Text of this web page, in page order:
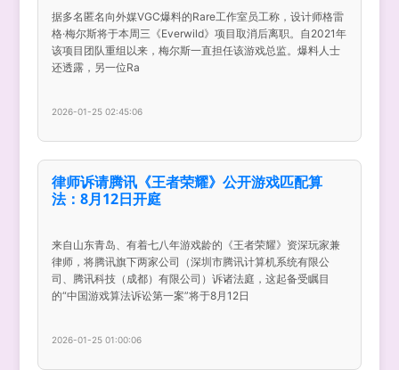
据多名匿名向外媒VGC爆料的Rare工作室员工称，设计师格雷
格·梅尔斯将于本周三《Everwild》项目取消后离职。自2021年
该项目团队重组以来，梅尔斯一直担任该游戏总监。爆料人士
还透露，另一位Ra
2026-01-25 02:45:06
律师诉请腾讯《王者荣耀》公开游戏匹配算
法：8月12日开庭
来自山东青岛、有着七八年游戏龄的《王者荣耀》资深玩家兼
律师，将腾讯旗下两家公司（深圳市腾讯计算机系统有限公
司、腾讯科技（成都）有限公司）诉诸法庭，这起备受瞩目
的“中国游戏算法诉讼第一案”将于8月12日
2026-01-25 01:00:06